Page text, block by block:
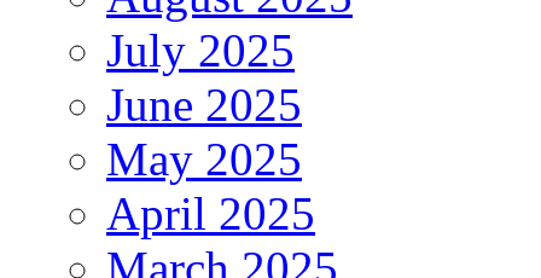
July 2025
June 2025
May 2025
April 2025
March 2025